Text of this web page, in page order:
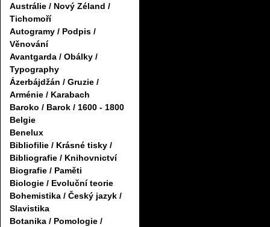
Austrálie / Nový Zéland /
Tichomoří
Autogramy / Podpis /
Věnování
Avantgarda / Obálky /
Typography
Ázerbájdžán / Gruzie /
Arménie / Karabach
Baroko / Barok / 1600 - 1800
Belgie
Benelux
Bibliofilie / Krásné tisky /
Bibliografie / Knihovnictví
Biografie / Paměti
Biologie / Evoluční teorie
Bohemistika / Český jazyk /
Slavistika
Botanika / Pomologie /